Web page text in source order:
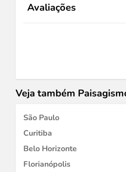
Avaliações
Veja também
São Paulo
Curitiba
Belo Horizonte
Florianópolis